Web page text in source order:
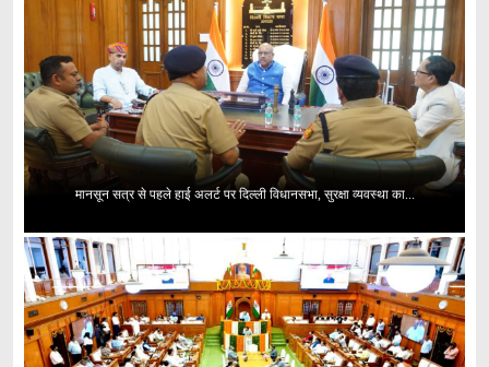
मानसून सत्र से पहले हाई अलर्ट पर दिल्ली विधानसभा, सुरक्षा व्यवस्था का...